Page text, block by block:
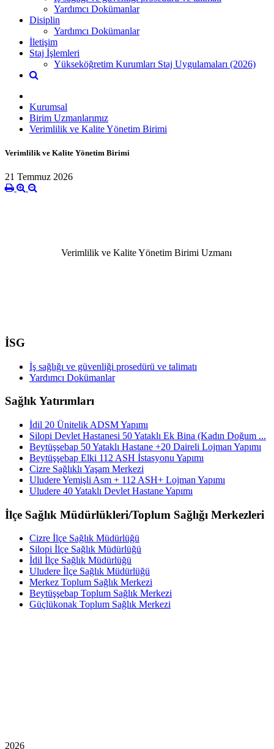
Yardımcı Dokümanlar
Disiplin
Yardımcı Dokümanlar
İletişim
Staj İşlemleri
Yükseköğretim Kurumları Staj Uygulamaları (2026)
Kurumsal
Birim Uzmanlarımız
Verimlilik ve Kalite Yönetim Birimi
Verimlilik ve Kalite Yönetim Birimi
21 Temmuz 2026
Verimlilik ve Kalite Yönetim Birimi Uzmanı
İSG
İş sağlığı ve güvenliği prosedürü ve talimatı
Yardımcı Dokümanlar
Sağlık Yatırımları
İdil 20 Ünitelik ADSM Yapımı
Silopi Devlet Hastanesi 50 Yataklı Ek Bina (Kadın Doğum ...
Beytüşşebap 50 Yataklı Hastane +20 Daireli Lojman Yapımı
Beytüşşebap Elki 112 ASH İstasyonu Yapımı
Cizre Sağlıklı Yaşam Merkezi
Uludere Yemişli Asm + 112 ASH+ Lojman Yapımı
Uludere 40 Yataklı Devlet Hastane Yapımı
İlçe Sağlık Müdürlükleri/Toplum Sağlığı Merkezleri
Cizre İlçe Sağlık Müdürlüğü
Silopi İlçe Sağlık Müdürlüğü
İdil İlçe Sağlık Müdürlüğü
Uludere İlçe Sağlık Müdürlüğü
Merkez Toplum Sağlık Merkezi
Beytüşşebap Toplum Sağlık Merkezi
Güçlükonak Toplum Sağlık Merkezi
2026